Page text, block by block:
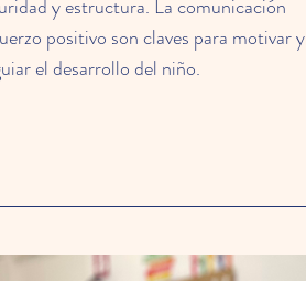
y estructura. La comunicación
positivo son claves para motivar y
el desarrollo del niño.